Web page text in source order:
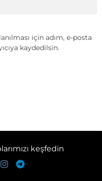
için adım, e-posta
kaydedilsin.
keşfedin